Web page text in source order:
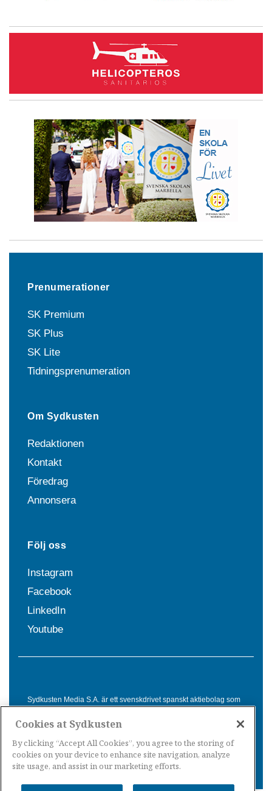
Prenumerationer
SK Premium
SK Plus
SK Lite
Tidningsprenumeration
Om Sydkusten
Redaktionen
Kontakt
Föredrag
Annonsera
Följ oss
Instagram
Facebook
LinkedIn
Youtube
Sydkusten Media S.A. är ett svenskdrivet spanskt aktiebolag som
Spanien. Genom nyhetsbevakning av hela Spanien, med bas på
informationsförmedling för svenskar i Spanien.
Cookies at Sydkusten
By clicking “Accept All Cookies”, you agree to the storing of
cookies on your device to enhance site navigation, analyze
site usage, and assist in our marketing efforts.